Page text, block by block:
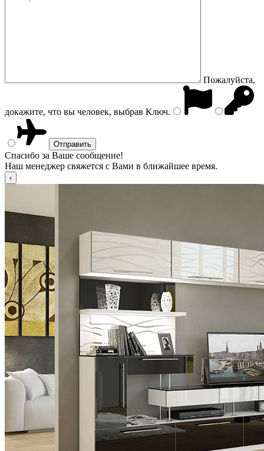
Пожалуйста,
докажите, что вы человек, выбрав Ключ.
Спасибо за Ваше сообщение!
Наш менеджер свяжется с Вами в ближайшее время.